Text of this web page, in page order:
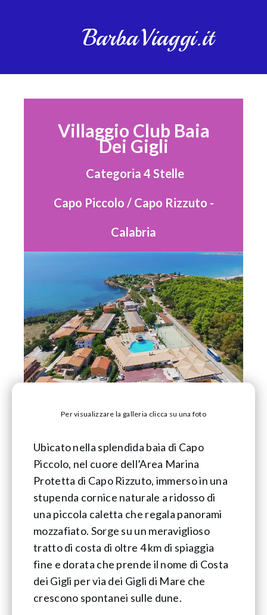
BarbaViaggi.it
Villaggio Club Baia
Dei Gigli
Categoria 4 Stelle
Capo Piccolo / Capo Rizzuto -
Calabria
Per visualizzare la galleria clicca su una foto
Ubicato nella splendida baia di Capo
Piccolo, nel cuore dell’Area Marina
Protetta di Capo Rizzuto, immerso in una
stupenda cornice naturale a ridosso di
una piccola caletta che regala panorami
mozzafiato. Sorge su un meraviglioso
tratto di costa di oltre 4 km di spiaggia
fine e dorata che prende il nome di Costa
dei Gigli per via dei Gigli di Mare che
crescono spontanei sulle dune.